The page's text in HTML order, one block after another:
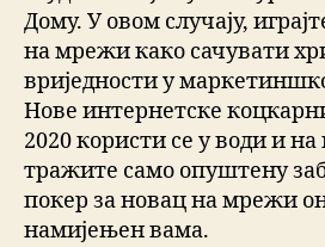
Дому. У овом случају,
на мрежи како сачувати
вриједности у
Нове интернетске
2020 користи се у води и на
тражите само опуштену
покер за новац на мрежи
намијењен вама.